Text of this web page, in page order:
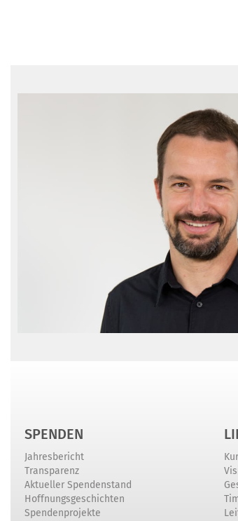
SPENDEN
Jahresbericht
Transparenz
Aktueller Spendenstand
Hoffnungsgeschichten
Spendenprojekte